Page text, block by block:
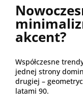
akcent?
Współczesne
jednej strony
drugiej –
latami 90.